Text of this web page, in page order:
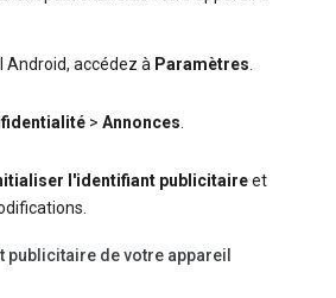
Android, accédez à Paramètres.
> Annonces.
l'identifiant publicitaireet
de votre appareil